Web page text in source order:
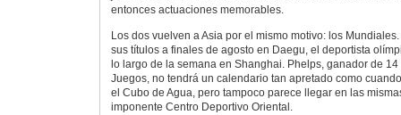
entonces actuaciones memorables.
Los dos vuelven a Asia por el mismo motivo: los
sus títulos a finales de agosto en Daegu, el deportista
lo largo de la semana en Shanghai. Phelps, ganador de
Juegos, no tendrá un calendario tan apretado como
el Cubo de Agua, pero tampoco parece llegar en las
imponente Centro Deportivo Oriental.